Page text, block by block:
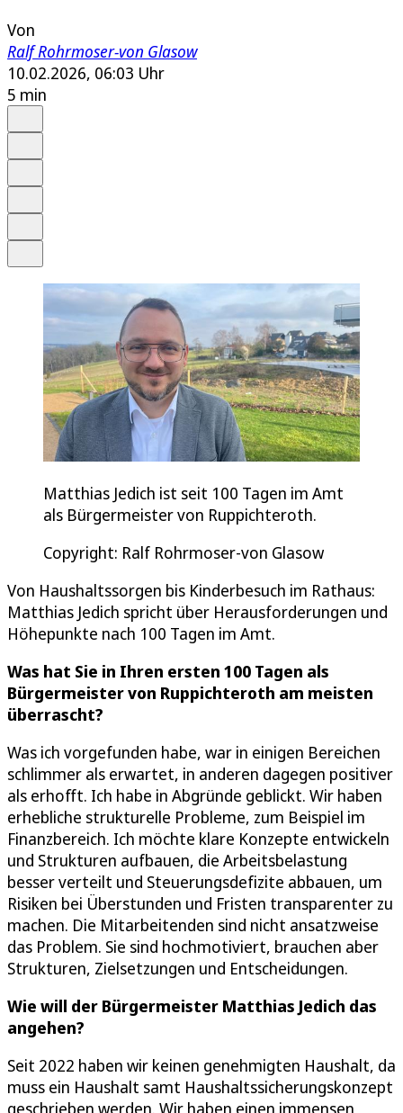
Von
Ralf Rohrmoser-von Glasow
10.02.2026, 06:03 Uhr
5 min
Matthias Jedich ist seit 100 Tagen im Amt
als Bürgermeister von Ruppichteroth.
Copyright: Ralf Rohrmoser-von Glasow
Von Haushaltssorgen bis Kinderbesuch im Rathaus:
Matthias Jedich spricht über Herausforderungen und
Höhepunkte nach 100 Tagen im Amt.
Was hat Sie in Ihren ersten 100 Tagen als
Bürgermeister von Ruppichteroth am meisten
überrascht?
Was ich vorgefunden habe, war in einigen Bereichen
schlimmer als erwartet, in anderen dagegen positiver
als erhofft. Ich habe in Abgründe geblickt. Wir haben
erhebliche strukturelle Probleme, zum Beispiel im
Finanzbereich. Ich möchte klare Konzepte entwickeln
und Strukturen aufbauen, die Arbeitsbelastung
besser verteilt und Steuerungsdefizite abbauen, um
Risiken bei Überstunden und Fristen transparenter zu
machen. Die Mitarbeitenden sind nicht ansatzweise
das Problem. Sie sind hochmotiviert, brauchen aber
Strukturen, Zielsetzungen und Entscheidungen.
Wie will der Bürgermeister Matthias Jedich das
angehen?
Seit 2022 haben wir keinen genehmigten Haushalt, da
muss ein Haushalt samt Haushaltssicherungskonzept